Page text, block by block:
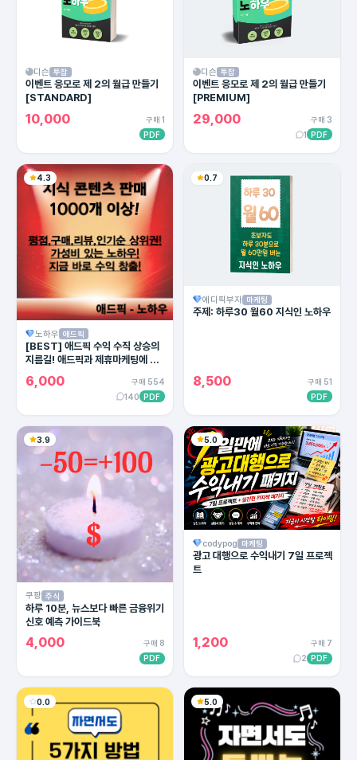
디슨 투잡
이벤트 응모로 제 2의 월급 만들기
[STANDARD]
10,000
구매 1
PDF
디슨 투잡
이벤트 응모로 제 2의 월급 만들기
[PREMIUM]
29,000
구매 3
1 PDF
4.3
노하우 애드픽
[BEST] 애드픽 수익 수직 상승의
지름길! 애드픽과 제휴마케팅에 유
6,000
구매 554
140 PDF
0.7
에디픽부자 마케팅
주제: 하루30 월60 지식인 노하우
8,500
구매 51
PDF
3.9
쿠팡 주식
하루 10분, 뉴스보다 빠른 금융위기
신호 예측 가이드북
4,000
구매 8
PDF
5.0
codypog 마케팅
광고 대행으로 수익내기 7일 프로젝
트
1,200
구매 7
2
PDF
0.0 5.0